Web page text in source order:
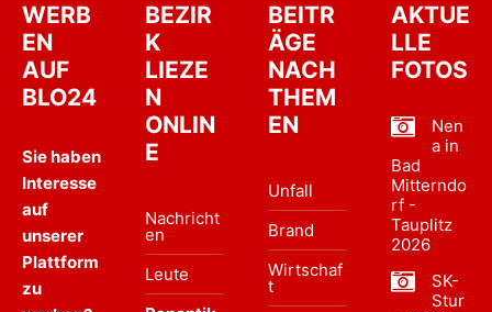
WERB
EN
AUF
BLO24
Sie haben
Interesse
auf
unserer
Plattform
zu
BEZIR
K
LIEZE
N
ONLIN
E
Nachricht
en
Leute
BEITR
ÄGE
NACH
THEM
EN
Unfall
Brand
Wirtschaf
t
AKTUE
LLE
FOTOS
Nen
a in
Bad
Mitterndo
rf -
Tauplitz
2026
SK-
Stur